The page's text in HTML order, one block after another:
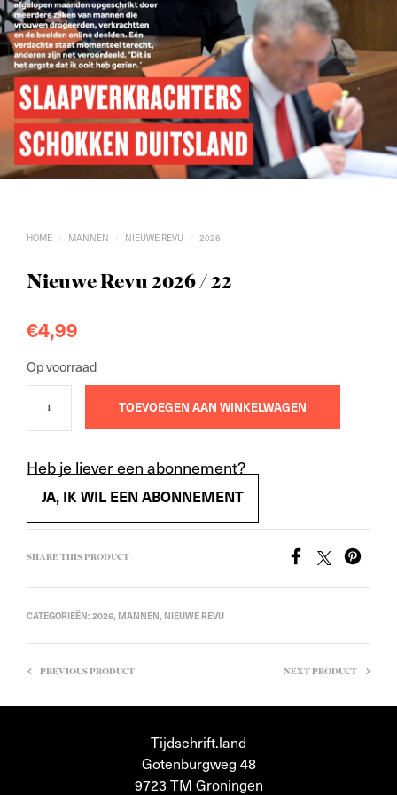
HOME / MANNEN / NIEUWE REVU / 2026
Nieuwe Revu 2026 / 22
€4,99
Op voorraad
TOEVOEGEN AAN WINKELWAGEN
Heb je liever een abonnement?
JA, IK WIL EEN ABONNEMENT
SHARE THIS PRODUCT
CATEGORIEËN: 2026, MANNEN, NIEUWE REVU
PREVIOUS PRODUCT NEXT PRODUCT
Tijdschrift.land
Gotenburgweg 48
9723 TM Groningen